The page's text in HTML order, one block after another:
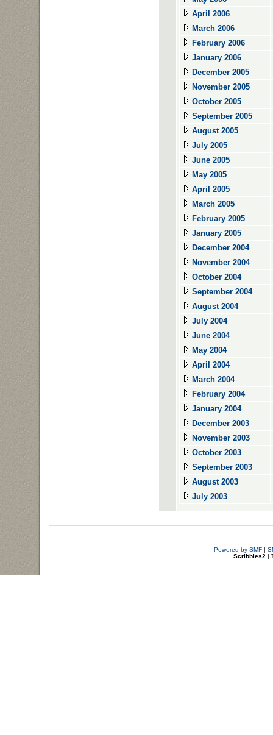
April 2006
March 2006
February 2006
January 2006
December 2005
November 2005
October 2005
September 2005
August 2005
July 2005
June 2005
May 2005
April 2005
March 2005
February 2005
January 2005
December 2004
November 2004
October 2004
September 2004
August 2004
July 2004
June 2004
May 2004
April 2004
March 2004
February 2004
January 2004
December 2003
November 2003
October 2003
September 2003
August 2003
July 2003
Powered by SMF|
Scribbles2 |